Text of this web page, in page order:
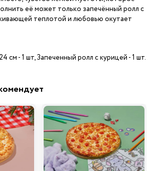
её может только запечённый ролл с
теплотой и любовью окутает
см - 1 шт, Запеченный ролл с курицей - 1 шт.